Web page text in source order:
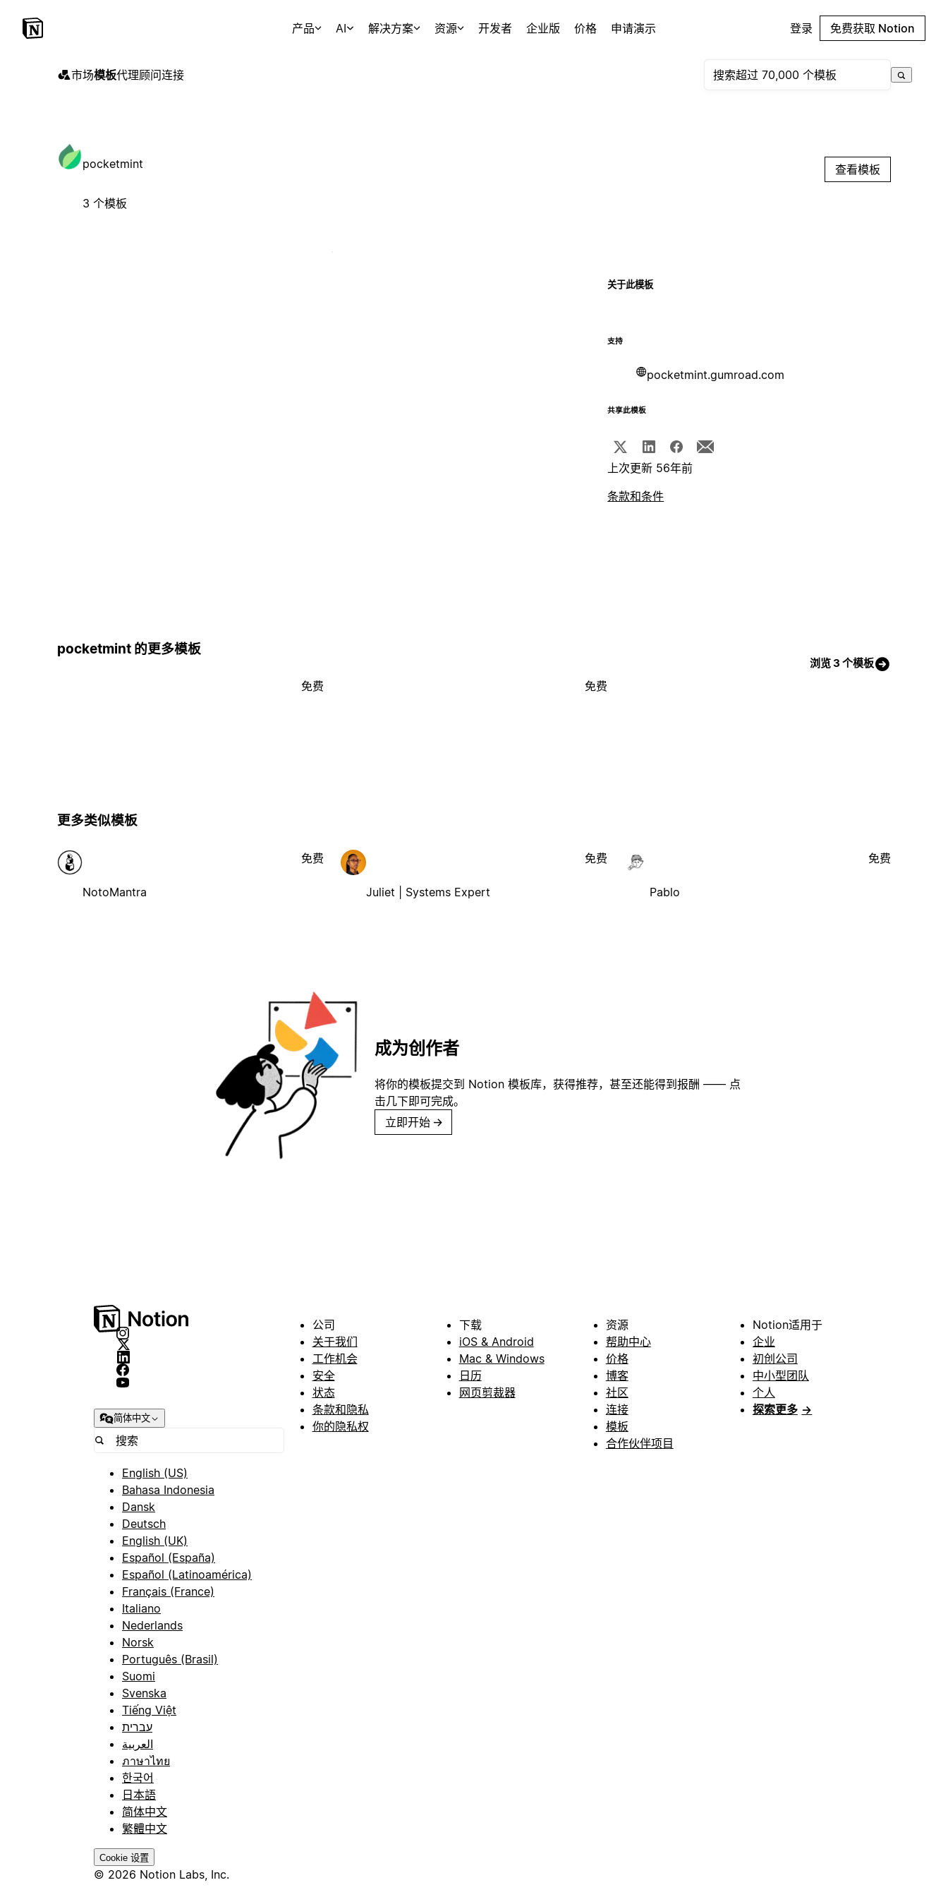
产品 AI 解决方案 资源 开发者 企业版 价格 申请演示 登录 免费获取 Notion
市场模板代理顾问连接
pocketmint
3 个模板
查看模板
关于此模板
支持
pocketmint.gumroad.com
共享此模板
上次更新 56年前
条款和条件
pocketmint 的更多模板
浏览 3 个模板
免费 免费
更多类似模板
NotoMantra
免费
Juliet | Systems Expert
免费
Pablo
免费
成为创作者
将你的模板提交到 Notion 模板库，获得推荐，甚至还能得到报酬 —— 点
击几下即可完成。
立即开始 →
简体中文
English (US)
Bahasa Indonesia
Dansk
Deutsch
English (UK)
Español (España)
Español (Latinoamérica)
Français (France)
Italiano
Nederlands
Norsk
Português (Brasil)
Suomi
Svenska
Tiếng Việt
עברית
العربية
ภาษาไทย
한국어
日本語
简体中文
繁體中文
Cookie 设置
© 2026 Notion Labs, Inc.
公司
关于我们
工作机会
安全
状态
条款和隐私
你的隐私权
下载
iOS & Android
Mac & Windows
日历
网页剪裁器
资源
帮助中心
价格
博客
社区
连接
模板
合作伙伴项目
Notion适用于
企业
初创公司
中小型团队
个人
探索更多 →